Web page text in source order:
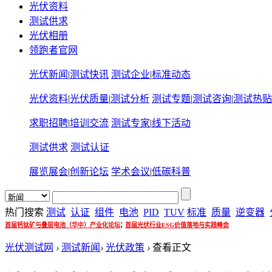
光伏资料
测试供求
光伏相册
领跑者官网
光伏新闻 |测试快讯 测试企业|标准动态
光伏资料|光伏质量|测试分析 测试专题|测试咨询|测试热贴
求职招聘|培训交流 测试专家|线下活动
测试供求 测试认证
展览展会|创新论坛 学术会议|低碳科普
热门搜索 测试 认证 组件 电池 PID TUV 标准 质量 逆变器
首届钙钛矿与叠层电池（华中）产业化论坛; 首届光伏行业ESG价值落地与实践峰会
光伏测试网 › 测试新闻 › 光伏政策 › 查看正文